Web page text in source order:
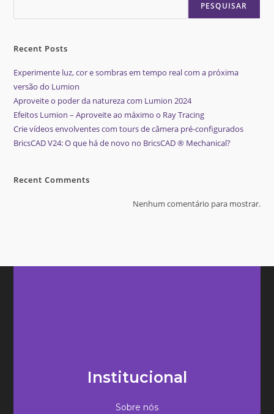
PESQUISAR
Recent Posts
Experimente luz, cor e sombras em tempo real com a próxima
versão do Lumion
Aproveite o poder da natureza com Lumion 2024
Efeitos Lumion – Aproveite ao máximo o Ray Tracing
Crie vídeos envolventes com tours de câmera pré-configurados
BricsCAD V24: O que há de novo no BricsCAD ® Mechanical?
Recent Comments
Nenhum comentário para mostrar.
Institucional
Sobre nós